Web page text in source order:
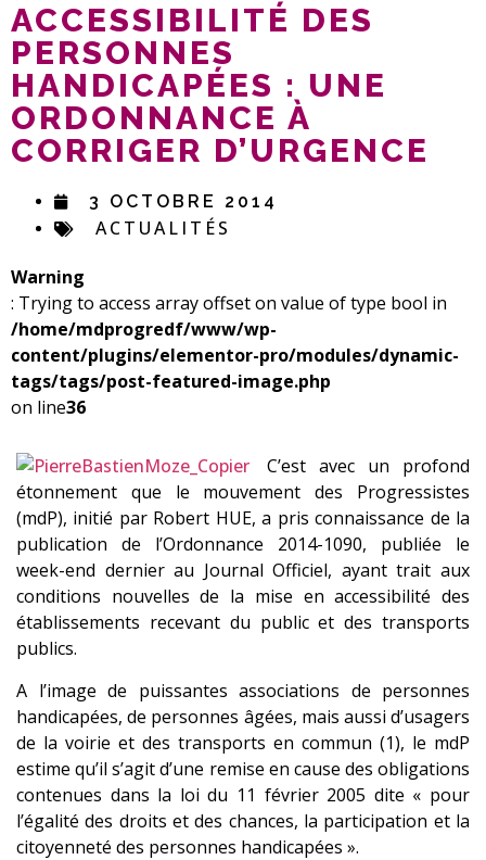
Warning
: Trying to access array offset on value of type bool in
/home/mdprogredf/www/wp-
content/plugins/elementor-pro/modules/dynamic-
tags/tags/post-featured-image.php
on line36
ACCESSIBILITÉ DES
PERSONNES
HANDICAPÉES : UNE
ORDONNANCE À
CORRIGER D’URGENCE
3 OCTOBRE 2014
ACTUALITÉS
C’est avec un profond
étonnement que le mouvement des Progressistes
(mdP), initié par Robert HUE, a pris connaissance de la
publication de l’Ordonnance 2014-1090, publiée le
week-end dernier au Journal Officiel, ayant trait aux
conditions nouvelles de la mise en accessibilité des
établissements recevant du public et des transports
publics.
A l’image de puissantes associations de personnes
handicapées, de personnes âgées, mais aussi d’usagers
de la voirie et des transports en commun (1), le mdP
estime qu’il s’agit d’une remise en cause des obligations
contenues dans la loi du 11 février 2005 dite « pour
l’égalité des droits et des chances, la participation et la
citoyenneté des personnes handicapées ».